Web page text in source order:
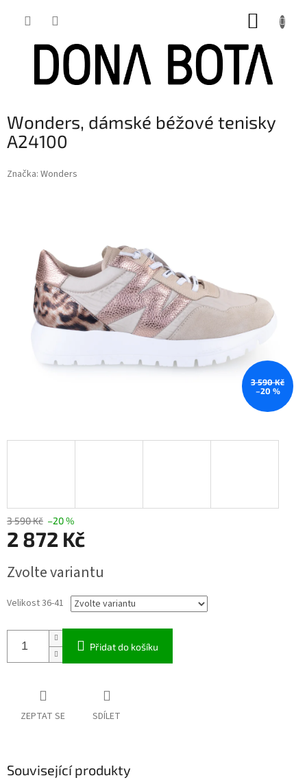
Wonders, dámské béžové tenisky
A24100
Značka: Wonders
3 590 Kč
–20 %
3 590 Kč –20 %
2 872 Kč
cena:
Zvolte variantu
Velikost 36-41
Přidat do košíku
ZEPTAT SE SDÍLET
Související produkty